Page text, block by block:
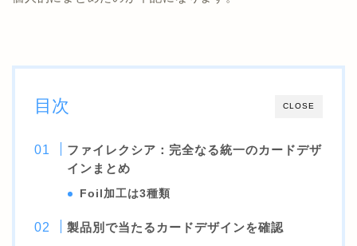
CLOSE
目次
ファイレクシア：完全なる統一のカードデザ
インまとめ
Foil加工は3種類
製品別で当たるカードデザインを確認